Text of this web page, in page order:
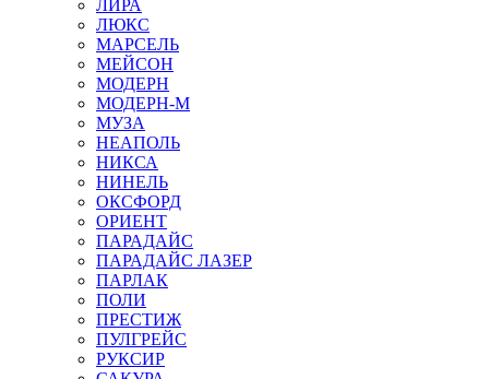
ЛИРА
ЛЮКС
МАРСЕЛЬ
МЕЙСОН
МОДЕРН
МОДЕРН-М
МУЗА
НЕАПОЛЬ
НИКСА
НИНЕЛЬ
ОКСФОРД
ОРИЕНТ
ПАРАДАЙС
ПАРАДАЙС ЛАЗЕР
ПАРЛАК
ПОЛИ
ПРЕСТИЖ
ПУЛГРЕЙС
РУКСИР